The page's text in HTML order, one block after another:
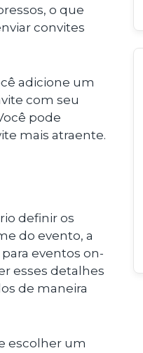
o que
convites
adicione um
com seu
pode
mais atraente.
definir os
do evento, a
eventos on-
esses detalhes
de maneira
escolher um